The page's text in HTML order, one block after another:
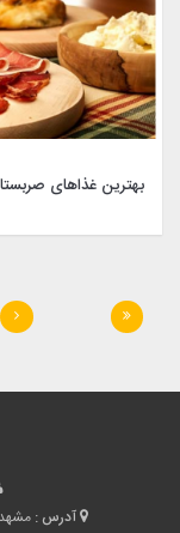
بهترین غذاهای
آدرس : مشهد